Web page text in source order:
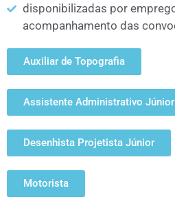
disponibilizadas por
acompanhamento das
Auxiliar de Topografia
Assistente Administrativo Júnior
Desenhista Projetista Júnior
Motorista